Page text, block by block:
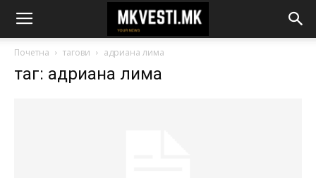
Почетна тагови адриана лима
таг: адриана лима